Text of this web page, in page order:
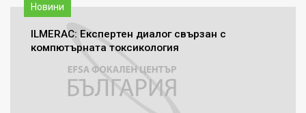
Новини
ILMERAC: Експертен диалог свързан с
компютърната токсикология